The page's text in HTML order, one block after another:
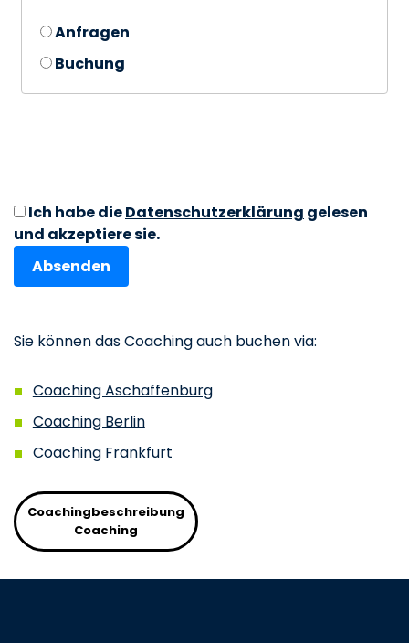
Anfragen
Buchung
Ich habe dieDatenschutzerklärung gelesen
und akzeptiere sie.
Sie können das Coaching auch buchen via:
Coaching Aschaffenburg
Coaching Berlin
Coaching Frankfurt
Coachingbeschreibung
Coaching